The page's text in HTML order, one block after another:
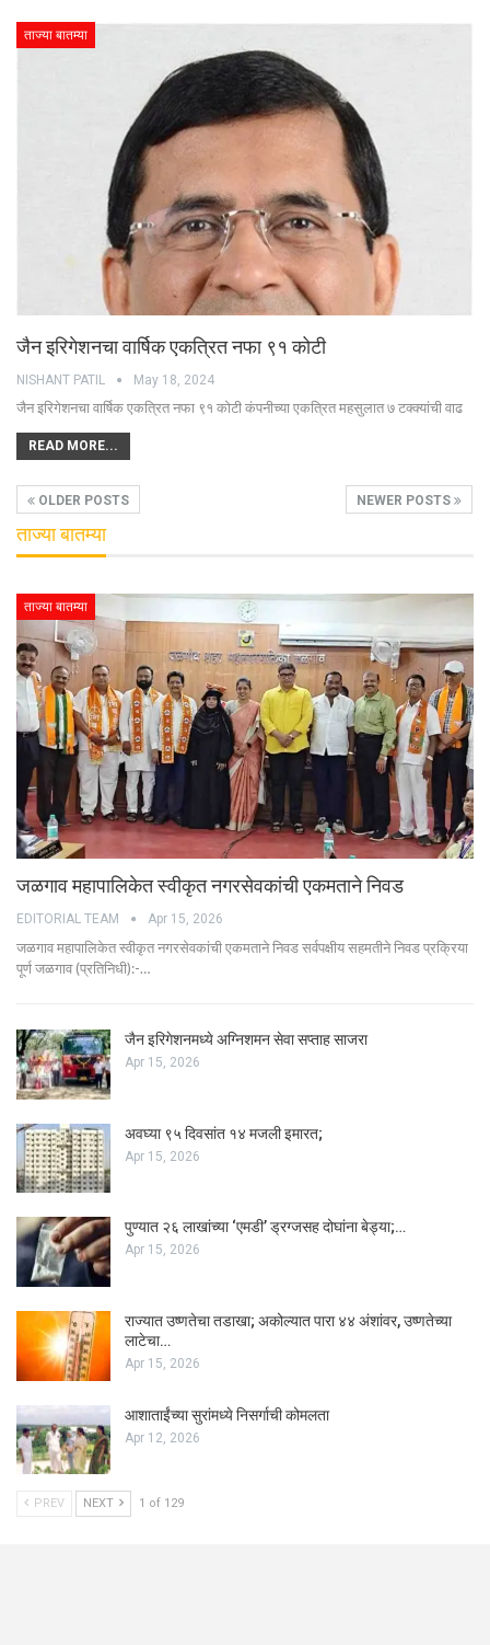
ताज्या बातम्या
जैन इरिगेशनचा वार्षिक एकत्रित नफा ९१ कोटी
NISHANT PATIL May 18, 2024
जैन इरिगेशनचा वार्षिक एकत्रित नफा ९१ कोटी कंपनीच्या एकत्रित महसुलात ७ टक्क्यांची वाढ
READ MORE...
OLDER POSTS NEWER POSTS
ताज्या बातम्या
ताज्या बातम्या
जळगाव महापालिकेत स्वीकृत नगरसेवकांची एकमताने निवड
EDITORIAL TEAM Apr 15, 2026
जळगाव महापालिकेत स्वीकृत नगरसेवकांची एकमताने निवड सर्वपक्षीय सहमतीने निवड प्रक्रिया
पूर्ण जळगाव (प्रतिनिधी):-…
जैन इरिगेशनमध्ये अग्निशमन सेवा सप्ताह साजरा
Apr 15, 2026
अवघ्या ९५ दिवसांत १४ मजली इमारत;
Apr 15, 2026
पुण्यात २६ लाखांच्या ‘एमडी’ ड्रग्जसह दोघांना बेड्या;…
Apr 15, 2026
राज्यात उष्णतेचा तडाखा; अकोल्यात पारा ४४ अंशांवर, उष्णतेच्या
लाटेचा…
Apr 15, 2026
आशाताईंच्या सुरांमध्ये निसर्गाची कोमलता
Apr 12, 2026
PREV NEXT 1 of 129